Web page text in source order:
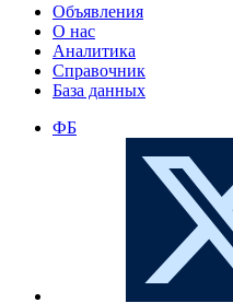
Объявления
О нас
Аналитика
Справочник
База данных
ФБ